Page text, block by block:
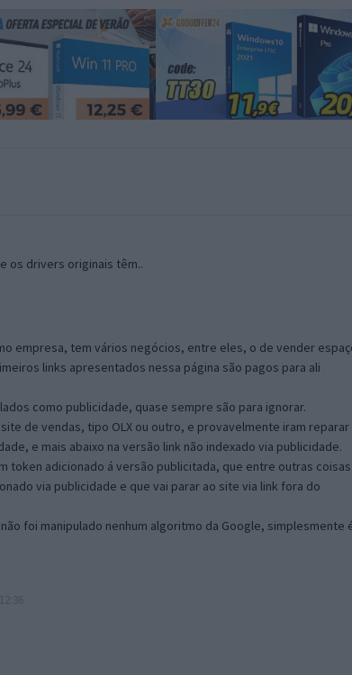
os drivers originais têm..
empresa, tem vários negócios, entre eles, o de vender
links apresentados nessa página são pagos para ali
como publicidade, quase sempre são para ignorar.
de vendas, tipo OLX ou outro, e provavelmente iram reparar
e mais abaixo na versão link não indexado via publicidade.
token adicionado á versão publicitada, que entre outras coisas
via publicidade e que vai parar ao site via link fora do
foi manipulado nenhum algoritmo da Google, simplesmente